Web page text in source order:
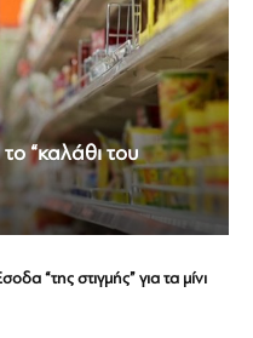
το “καλάθι του
“της στιγμής” για τα μίνι